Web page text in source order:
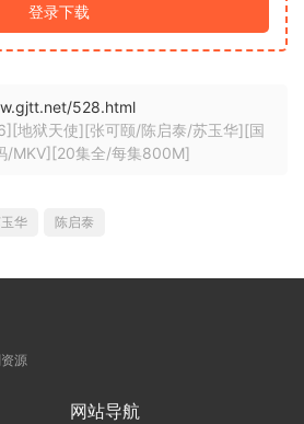
登录下载
528.html
地狱天使][张可颐/陈启泰/苏玉华][国
/MKV][20集全/每集800M]
华 陈启泰
源
网站导航